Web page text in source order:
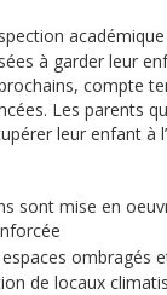
à garder leur
compte
Les parents
leur enfant à
sont mise en
ombragés
de locaux